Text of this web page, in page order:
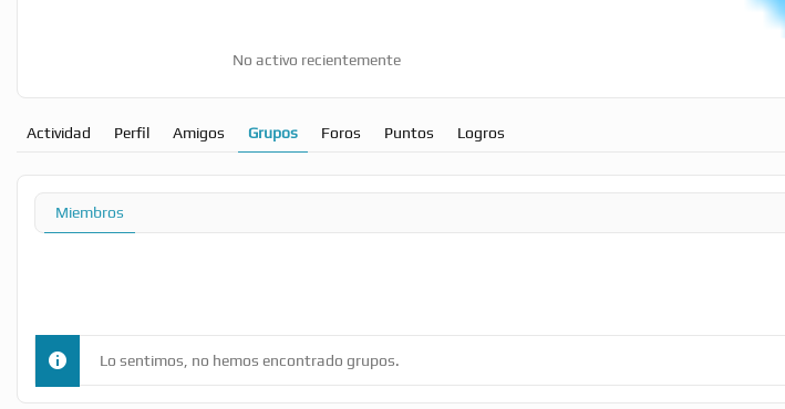
No activo recientemente
Actividad Perfil Amigos Grupos Foros Puntos Logros
Miembros
Lo sentimos, no hemos encontrado grupos.